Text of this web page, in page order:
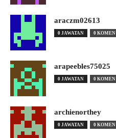
araczm02613
0 JAWATAN 0 KOMEN
arapeebles75025
0 JAWATAN 0 KOMEN
archienorthey
0 JAWATAN 0 KOMEN